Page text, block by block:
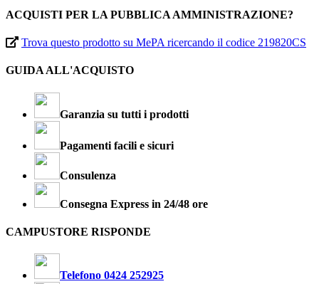
ACQUISTI PER LA PUBBLICA AMMINISTRAZIONE?
Trova questo prodotto su MePA ricercando il codice 219820CS
GUIDA ALL'ACQUISTO
Garanzia su tutti i prodotti
Pagamenti facili e sicuri
Consulenza
Consegna Express in 24/48 ore
CAMPUSTORE RISPONDE
Telefono 0424 252925